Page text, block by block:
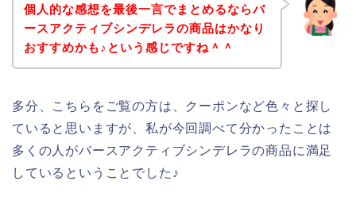
個人的な感想を最後一言でまとめるならバ
ースアクティブシンデレラの商品はかなり
おすすめかも♪という感じですね＾＾
多分、こちらをご覧の方は、クーポンなど色々と探し
ていると思いますが、私が今回調べて分かったことは
多くの人がバースアクティブシンデレラの商品に満足
しているということでした♪